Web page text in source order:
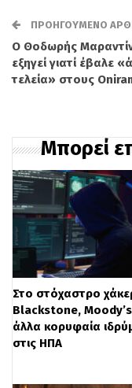
μέχρι που το
από τη θέση
Στη
φόρτωσε το
φορτηγού και
στην
οχήματα. Οι
φορτηγάκι
σημείο εκείνη
την παράνομη
Από την
Building
ΠΡΟΗΓΟΎΜΕΝΟ
Ο Θοδωρής
εξηγεί γιατί έβαλε
τελεία» στους
Μπορεί
Στο στόχαστρο
Blackstone, Moody’s
άλλα κορυφαία
στις ΗΠΑ